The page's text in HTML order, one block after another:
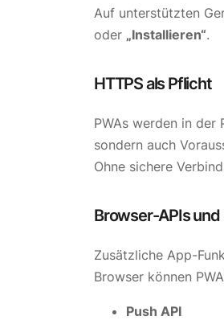
Auf unterstützten
oder „Installieren“.
HTTPS als Pflicht
PWAs werden in der
sondern auch
Ohne sichere
Browser-APIs
Zusätzliche App-
Browser können
Push API